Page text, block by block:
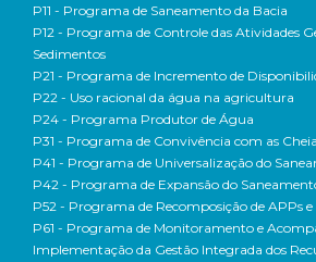
P11 - Programa de Saneamento da Bacia
P12 - Programa de Controle das Atividades
Sedimentos
P21 - Programa de Incremento de
P22 - Uso racional da água na agricultura
P24 - Programa Produtor de Água
P31 - Programa de Convivência com as
P41 - Programa de Universalização do
P42 - Programa de Expansão do
P52 - Programa de Recomposição de APPs e
P61 - Programa de Monitoramento e
Implementação da Gestão Integrada dos